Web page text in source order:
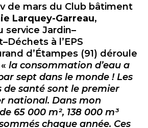
de mars du Club bâtiment
Larquey-Garreau,
service Jardin–
à l’EPS
d’Étampes (91) déroule
la consommation d’eau a
sept dans le monde ! Les
de santé sont le premier
national. Dans mon
65 000 m², 138 000 m³
chaque année. Ces